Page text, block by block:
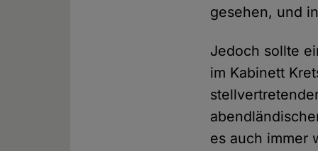
gesehen, und
Jedoch sollte
im Kabinett
es auch immer